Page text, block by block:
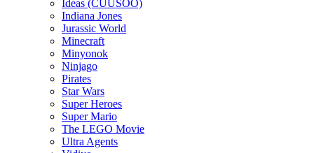
Ideas (CUUSOO)
Indiana Jones
Jurassic World
Minecraft
Minyonok
Ninjago
Pirates
Star Wars
Super Heroes
Super Mario
The LEGO Movie
Ultra Agents